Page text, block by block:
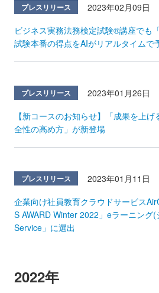
プレスリリース
2023年02月09日
ビジネス実務法務検定試験®講座でも
試験本番の得点をAIがリアルタイムで
プレスリリース
2023年01月26日
【新コースのお知らせ】「成果を上
全性の高め方」が新登場
プレスリリース
2023年01月11日
企業向け社員教育クラウドサービス
S AWARD Winter 2022」eラーニング
Service」に選出
2022年